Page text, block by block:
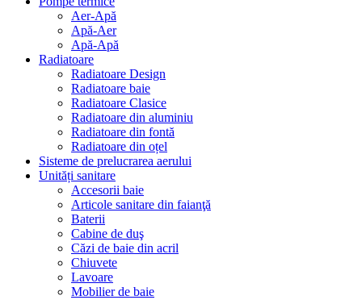
Aer-Apă
Apă-Aer
Apă-Apă
Radiatoare
Radiatoare Design
Radiatoare baie
Radiatoare Clasice
Radiatoare din aluminiu
Radiatoare din fontă
Radiatoare din oțel
Sisteme de prelucrarea aerului
Unități sanitare
Accesorii baie
Articole sanitare din faianţă
Baterii
Cabine de duş
Căzi de baie din acril
Chiuvete
Lavoare
Mobilier de baie